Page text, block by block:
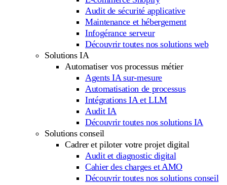
Audit de sécurité applicative
Maintenance et hébergement
Infogérance serveur
Découvrir toutes nos solutions web
Solutions IA
Automatiser vos processus métier
Agents IA sur-mesure
Automatisation de processus
Intégrations IA et LLM
Audit IA
Découvrir toutes nos solutions IA
Solutions conseil
Cadrer et piloter votre projet digital
Audit et diagnostic digital
Cahier des charges et AMO
Découvrir toutes nos solutions conseil